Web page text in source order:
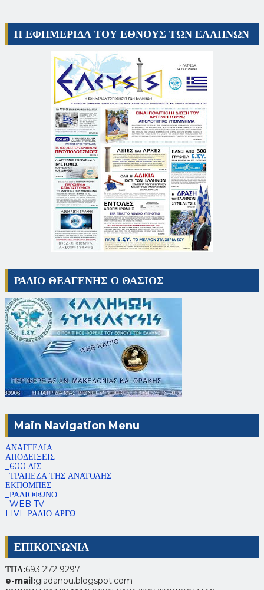
Η ΕΦΗΜΕΡΙΔΑ ΤΟΥ ΕΘΝΟΥΣ ΤΩΝ ΕΛΛΗΝΩΝ
ΡΑΔΙΟ ΘΕΑΓΕΝΗΣ Ο ΘΑΣΙΟΣ
Main Navigation Menu
ΑΝΑΓΓΕΛΙΑ
ΑΠΟΔΕΙΞΕΙΣ
_600 ΔΙΣ
_ΤΡΑΠΕΖΑ ΤΗΣ ΑΝΑΤΟΛΗΣ
ΕΚΠΟΜΠΕΣ
_ΡΑΔΙΟΦΩΝΟ
_WEB TV
LIVE ΡΑΔΙΟ ΑΡΓΩ
ΕΠΙΚΟΙΝΩΝΙΑ
ΤΗΛ:693 272 9297
e-mail:giadanou.blogspot.com